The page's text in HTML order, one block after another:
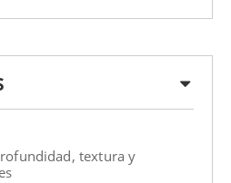
textura y